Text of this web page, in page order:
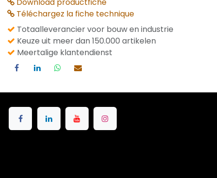
Téléchargez la fiche technique
Totaalleverancier voor bouw en industrie
Keuze uit meer dan 150.000 artikelen
Meertalige klantendienst